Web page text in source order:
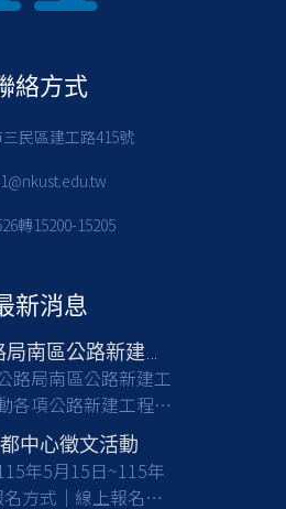
絡方式
民區建工路415號
轉15200-15205
新消息
路局南區公路新建工
各項公路新建工程，
工程等相關專業背景
共同提升公共工程品
，請有意從事公部門
中心徵文活動
年5月15日~115年